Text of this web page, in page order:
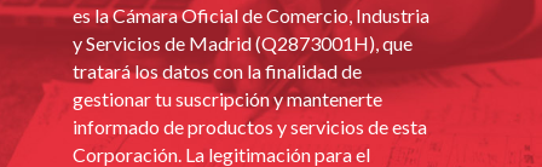
es la Cámara Oficial de Comercio, Industria
y Servicios de Madrid (Q2873001H), que
tratará los datos con la finalidad de
gestionar tu suscripción y mantenerte
informado de productos y servicios de esta
Corporación. La legitimación para el